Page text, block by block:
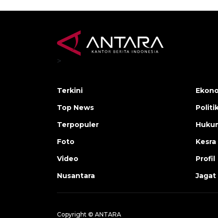
>
Terkini
Top News
Terpopuler
Foto
Video
Nusantara
Kesra
Profil
Jagat
Copyright © ANTARA